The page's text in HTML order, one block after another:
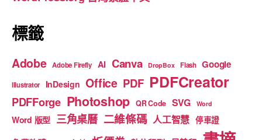
標籤
Adobe Adobe Firefly AI Canva DropBox Flash Google
Illustrator InDesign Office PDF PDFCreator
PDFForge Photoshop QR Code SVG Word
Word 版型 三角桌曆 二維條碼 人工智慧 停車證